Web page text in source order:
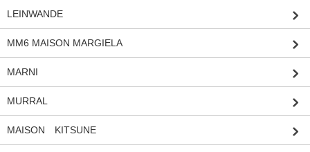
LEINWANDE
MM6 MAISON MARGIELA
MARNI
MURRAL
MAISON KITSUNE